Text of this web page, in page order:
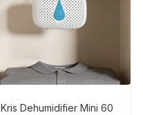
Kris Dehumidifier Mini 60